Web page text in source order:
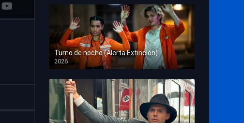
Turno de noche (Alerta Extinción)
2026
HD 1080p